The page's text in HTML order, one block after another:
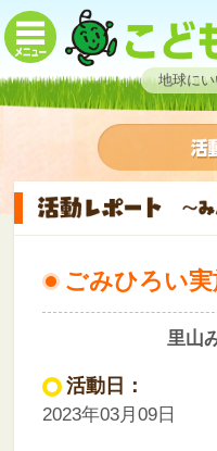
地球に
ごみひろい実
里山
活動日：
2023年03月09日